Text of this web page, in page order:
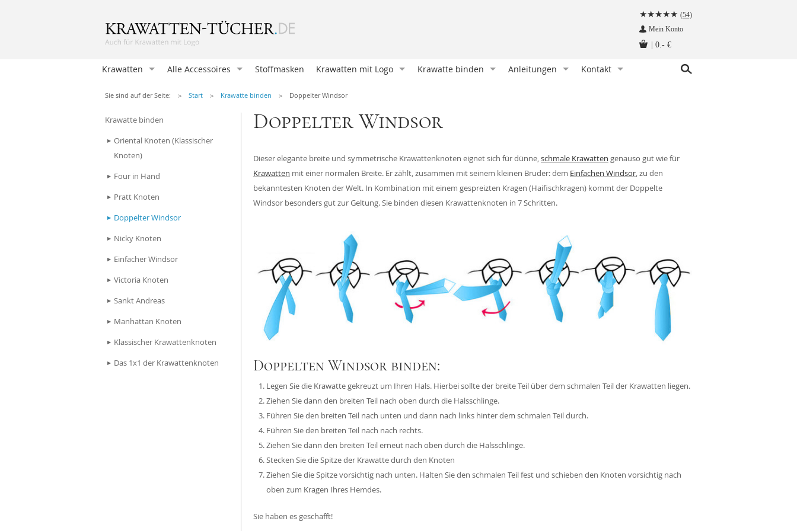
(54)
Mein Konto
0.- €
Krawatten
Alle Accessoires
Damentücher
Socken
Stoffmasken
Stoffmasken
Krawatten mit Logo
Krawatten und Schals
Geschenkverpackungen
Accessoires mit Logo
Krawatte binden
Pratt Knoten
Nicky Knoten
Einfacher Windsor
Victoria Knoten
Klassischer Krawattenknoten
Das 1x1 der Krawattenknoten
Anleitungen
Krawatte aufbewahren - so geht‘s richtig
Eine Krawattennadel tragen. Wie trägt man sie richtig?
Hosenträger befestigt man so!
Hosenträger - wie werden sie getragen
Kontakt
Sie sind auf der Seite: Start Krawatte binden Doppelter Windsor
Krawatte binden
Oriental Knoten (Klassischer
Knoten)
Four in Hand
Pratt Knoten
Doppelter Windsor
Nicky Knoten
Einfacher Windsor
Victoria Knoten
Sankt Andreas
Manhattan Knoten
Klassischer Krawattenknoten
Das 1x1 der Krawattenknoten
Doppelter Windsor
Dieser elegante breite und symmetrische Krawattenknoten eignet sich für dünne,schmale Krawatten genauso gut wie für
Krawatten mit einer normalen Breite. Er zählt, zusammen mit seinem kleinen Bruder: dem Einfachen Windsor, zu den
bekanntesten Knoten der Welt. In Kombination mit einem gespreizten Kragen (Haifischkragen) kommt der Doppelte
Windsor besonders gut zur Geltung. Sie binden diesen Krawattenknoten in 7 Schritten.
Doppelten Windsor binden:
Legen Sie die Krawatte gekreuzt um Ihren Hals. Hierbei sollte der breite Teil über dem schmalen Teil der Krawatten liegen.
Ziehen Sie dann den breiten Teil nach oben durch die Halsschlinge.
Führen Sie den breiten Teil nach unten und dann nach links hinter dem schmalen Teil durch.
Führen Sie den breiten Teil nach nach rechts.
Ziehen Sie dann den breiten Teil erneut nach oben durch die Halsschlinge.
Stecken Sie die Spitze der Krawatte durch den Knoten
Ziehen Sie die Spitze vorsichtig nach unten. Halten Sie den schmalen Teil fest und schieben den Knoten vorsichtig nach
oben zum Kragen Ihres Hemdes.
Sie haben es geschafft!